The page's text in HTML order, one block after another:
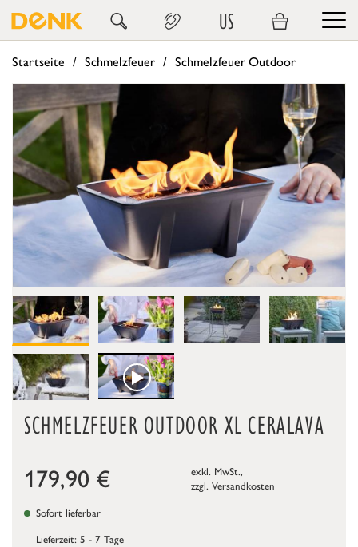
US
Startseite Schmelzfeuer Schmelzfeuer Outdoor
SCHMELZFEUER OUTDOOR XL CERALAVA
179,90 €
exkl. MwSt.,
zzgl. Versandkosten
Sofort lieferbar
Lieferzeit: 5 - 7 Tage